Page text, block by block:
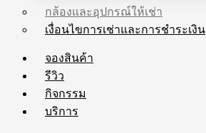
กล้องและอุปกรณ์ให้เช่า
เงื่อนไขการเช่าและการชำระเงิน
จองสินค้า
รีวิว
กิจกรรม
บริการ